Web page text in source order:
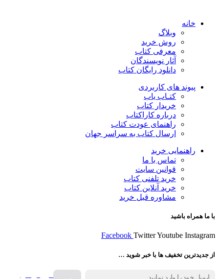
خانه
وبلاگ
روش خرید
معرفی کتاب
آثار نویسندگان
دانلود رایگان کتاب
پیوند های کاربردی
کتـاب یاب
خریدار کتاب
درباره کاراکتاب
راهنمای عودت کتاب
ارسال کتاب به سراسر جهان
راهنمایی خرید
تماس با ما
قوانین سایت
خرید تلفنی کتاب
خرید آنلاین کتاب
مشاوره قبل خرید
با ما همراه باشید
Facebook TwitterYoutube Instagram
از جدیدترین تخفیف ها با خبر شوید …
فروش انواع